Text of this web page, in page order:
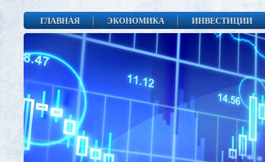
ГЛАВНАЯ ЭКОНОМИКА ИНВЕСТИЦИИ